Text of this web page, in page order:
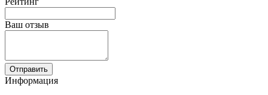
Ваш отзыв
Отправить
Информация